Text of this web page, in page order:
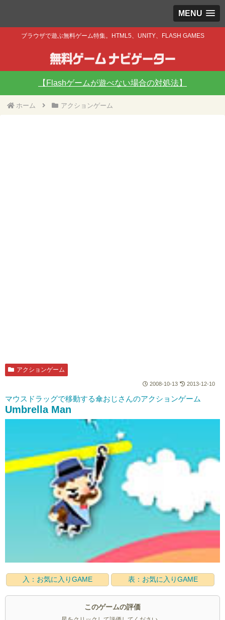
MENU
ブラウザで遊ぶ無料ゲーム特集。HTML5、UNITY、FLASH GAMES
【Flashゲームが遊べない場合の対処法】
ホーム アクションゲーム
アクションゲーム
2008-10-13 2013-12-10
マウスドラッグで移動する傘おじさんのアクションゲーム
Umbrella Man
入：お気に入りGAME 表：お気に入りGAME
このゲームの評価